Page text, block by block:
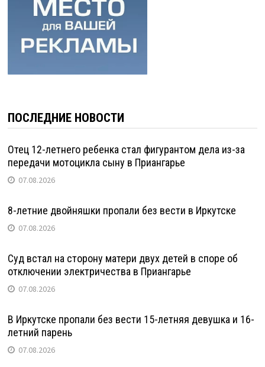
ПОСЛЕДНИЕ НОВОСТИ
Отец 12-летнего ребенка стал фигурантом дела из-за
передачи мотоцикла сыну в Приангарье
07.08.2026
8-летние двойняшки пропали без вести в Иркутске
07.08.2026
Суд встал на сторону матери двух детей в споре об
отключении электричества в Приангарье
07.08.2026
В Иркутске пропали без вести 15-летняя девушка и 16-
летний парень
07.08.2026